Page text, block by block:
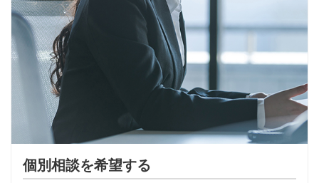
個別相談を希望する